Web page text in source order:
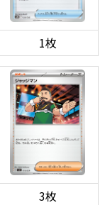
1枚
3枚